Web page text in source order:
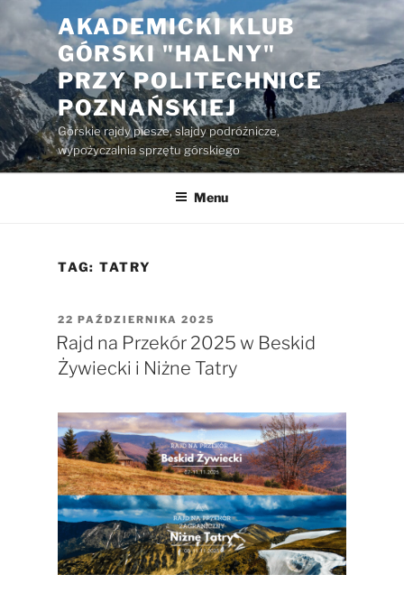
Przejdź
treści
AKADEMICKI KLUB
GÓRSKI "HALNY"
PRZY POLITECHNICE
POZNAŃSKIEJ
Górskie rajdy piesze, slajdy podróżnicze,
wypożyczalnia sprzętu górskiego
Menu
TAG:TATRY
OPUBLIKOWANE
W
22 PAŹDZIERNIKA 2025
Rajd na Przekór 2025 w Beskid
Żywiecki i Niżne Tatry